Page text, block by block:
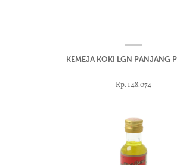
KEMEJA KOKI LGN PANJANG
Rp. 148.074